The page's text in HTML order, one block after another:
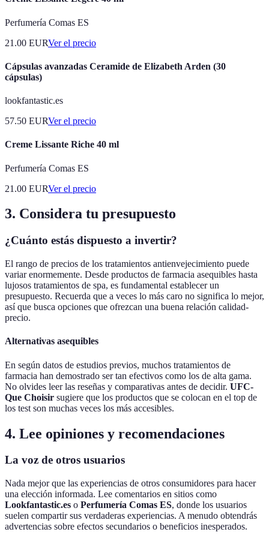
Perfumería Comas ES
21.00 EURVer el precio
Cápsulas avanzadas Ceramide de Elizabeth Arden (30
cápsulas)
lookfantastic.es
57.50 EURVer el precio
Creme Lissante Riche 40 ml
Perfumería Comas ES
21.00 EURVer el precio
3. Considera tu presupuesto
¿Cuánto estás dispuesto a invertir?
El rango de precios de los tratamientos antienvejecimiento puede
variar enormemente. Desde productos de farmacia asequibles hasta
lujosos tratamientos de spa, es fundamental establecer un
presupuesto. Recuerda que a veces lo más caro no significa lo mejor,
así que busca opciones que ofrezcan una buena relación calidad-
precio.
Alternativas asequibles
En según datos de estudios previos, muchos tratamientos de
farmacia han demostrado ser tan efectivos como los de alta gama.
No olvides leer las reseñas y comparativas antes de decidir. UFC-
Que Choisir sugiere que los productos que se colocan en el top de
los test son muchas veces los más accesibles.
4. Lee opiniones y recomendaciones
La voz de otros usuarios
Nada mejor que las experiencias de otros consumidores para hacer
una elección informada. Lee comentarios en sitios como
Lookfantastic.es o Perfumería Comas ES, donde los usuarios
suelen compartir sus verdaderas experiencias. A menudo obtendrás
advertencias sobre efectos secundarios o beneficios inesperados.